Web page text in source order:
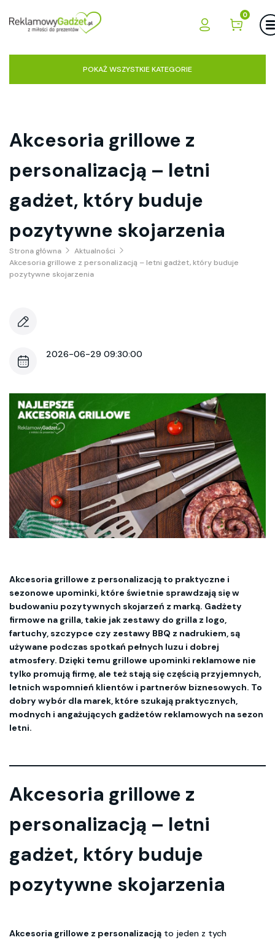
0
POKAŻ WSZYSTKIE KATEGORIE
Akcesoria grillowe z
personalizacją – letni
gadżet, który buduje
pozytywne skojarzenia
Strona główna
Aktualności
Akcesoria grillowe z personalizacją – letni gadżet, który buduje
pozytywne skojarzenia
2026-06-29 09:30:00
Akcesoria grillowe z personalizacją to praktyczne i
sezonowe upominki, które świetnie sprawdzają się w
budowaniu pozytywnych skojarzeń z marką. Gadżety
firmowe na grilla, takie jak zestawy do grilla z logo,
fartuchy, szczypce czy zestawy BBQ z nadrukiem, są
używane podczas spotkań pełnych luzu i dobrej
atmosfery. Dzięki temu grillowe upominki reklamowe nie
tylko promują firmę, ale też stają się częścią przyjemnych,
letnich wspomnień klientów i partnerów biznesowych. To
dobry wybór dla marek, które szukają praktycznych,
modnych i angażujących gadżetów reklamowych na sezon
letni.
Akcesoria grillowe z
personalizacją – letni
gadżet, który buduje
pozytywne skojarzenia
Akcesoria grillowe z personalizacją to jeden z tych